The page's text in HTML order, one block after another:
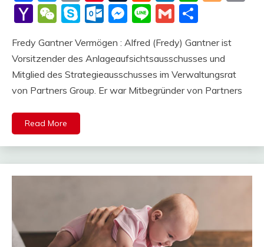
Yahoo
WeChat
SkypeOutlook.com
Messenger
LineGmail
Fredy Gantner Vermögen : Alfred (Fredy) Gantner ist
Vorsitzender des Anlageaufsichtsausschusses und
Mitglied des Strategieausschusses im Verwaltungsrat
von Partners Group. Er war Mitbegründer von Partners
Read More